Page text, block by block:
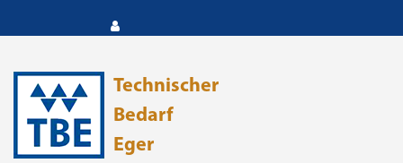
Technischer
Bedarf
Eger